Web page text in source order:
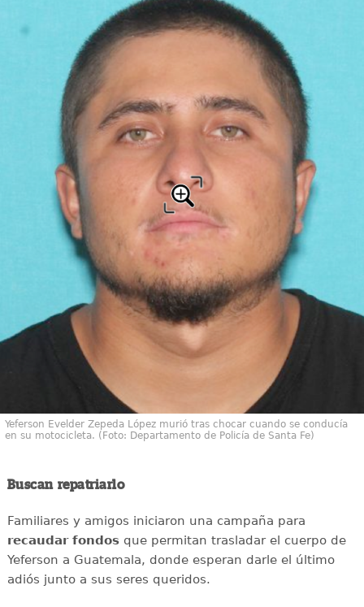
Yeferson Evelder Zepeda López murió tras chocar cuando se conducía
en su motocicleta. (Foto: Departamento de Policía de Santa Fe)
Buscan repatriarlo
Familiares y amigos iniciaron una campaña para
recaudar fondosque permitan trasladar el cuerpo de
Yeferson a Guatemala, donde esperan darle el último
adiós junto a sus seres queridos.